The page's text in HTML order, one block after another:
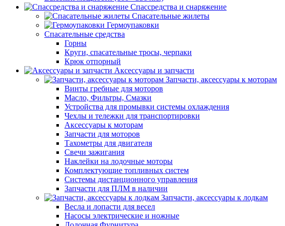
Спассредства и снаряжение
Спасательные жилеты
Гермоупаковки
Спасательные средства
Горны
Круги, спасательные тросы, черпаки
Крюк отпорный
Аксессуары и запчасти
Запчасти, аксессуары к моторам
Винты гребные для моторов
Масло, Фильтры, Смазки
Устройства для промывки системы охлаждения
Чехлы и тележки для транспортировки
Аксессуары к моторам
Запчасти для моторов
Тахометры для двигателя
Свечи зажигания
Наклейки на лодочные моторы
Комплектующие топливных систем
Системы дистанционного управления
Запчасти для ПЛМ в наличии
Запчасти, аксессуары к лодкам
Весла и лопасти для весел
Насосы электрические и ножные